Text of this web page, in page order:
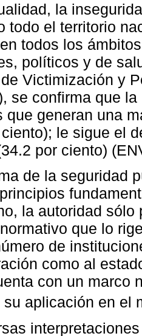
la
todo el territorio
todos los
políticos y de
Victimización y
se confirma que
que generan una
le sigue el
por ciento)
de la seguridad
la autoridad
que lo
de
como al
con un marco
su aplicación en el